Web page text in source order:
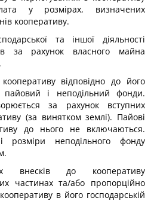
у розмірах, визначених
кооперативу.
та іншої діяльності
за рахунок власного майна
відповідно до його
пайовий і неподільний фонди.
за рахунок вступних
(за винятком землі). Пайові
до нього не включаються.
розміри неподільного фонду
внесків до кооперативу
частинах та/або пропорційно
в його господарській